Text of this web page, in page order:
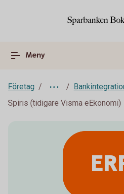
Meny
Företag
Spiris (tidigare Visma eEkonomi)